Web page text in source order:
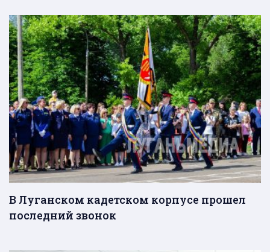
В Луганском кадетском корпусе прошел
последний звонок